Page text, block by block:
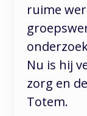
ruime
Nu is hij
zorg en
Totem.